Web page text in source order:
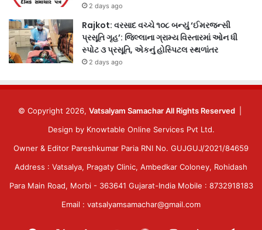
2 days ago
Rajkot: વરસાદ વચ્ચે ૧૦૮ બન્યું ‘ઈમરજન્સી
પ્રસૂતિ ગૃહ’: જિલ્લાના ગ્રામ્ય વિસ્તારમાં ઓન ધી
સ્પોટ ૩ પ્રસૂતિ, એકનું હોસ્પિટલ સ્થળાંતર
2 days ago
© Copyright 2026, Vatsalyam Samachar All Rights Reserved
Design by Knowtable Online Services Pvt Ltd.
Owner & Editor Pareshkumar Paria RNI No. GUJGUJ/2021/84659
Address : Vatsalya, Pragaty Clinic, Ambedkar Coloney, Rohidash
Para Main Road, Morbi - 363641 Gujarat-India Mobile : 8732918183
Email : vatsalyamsamachar@gmail.com